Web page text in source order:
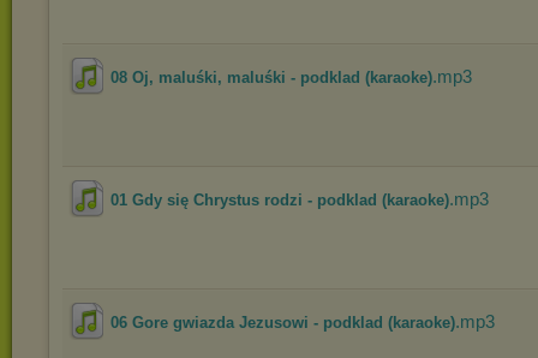
08 Oj, maluśki, maluśki - podklad (karaoke).mp3
01 Gdy się Chrystus rodzi - podklad (karaoke).mp3
06 Gore gwiazda Jezusowi - podklad (karaoke).mp3